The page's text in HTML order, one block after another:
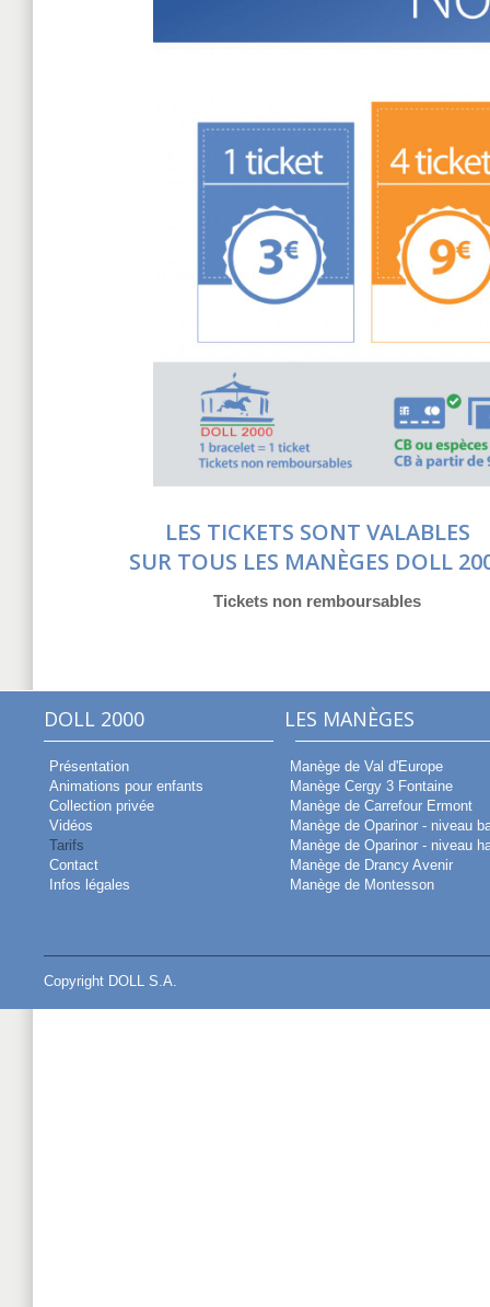
LES TICKETS SONT VALABLES
SUR TOUS LES MANÈGES DOLL
Tickets non remboursables
DOLL 2000
Présentation
Animations pour enfants
Collection privée
Vidéos
Tarifs
Contact
Infos légales
LES MANÈGES
Manège de Val d'Europe
Manège Cergy 3 Fontaine
Manège de Carrefour Ermont
Manège de Oparinor - niveau
Manège de Oparinor - niveau
Manège de Drancy Avenir
Manège de Montesson
Copyright DOLL S.A.